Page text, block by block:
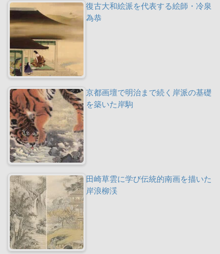
復古大和絵派を代表する絵師・冷泉
為恭
京都画壇で明治まで続く岸派の基礎
を築いた岸駒
田崎草雲に学び伝統的南画を描いた
岸浪柳渓